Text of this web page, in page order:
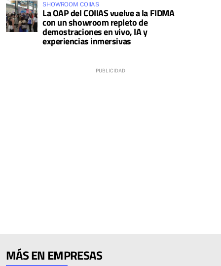
SHOWROOM COIIAS
La OAP del COIIAS vuelve a la FIDMA
con un showroom repleto de
demostraciones en vivo, IA y
experiencias inmersivas
MÁS EN EMPRESAS